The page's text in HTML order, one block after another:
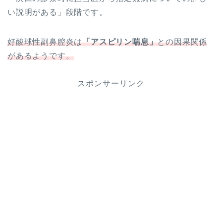
い説明がある」段階です。
好酸球性副鼻腔炎は「アスピリン喘息」との因果関係
があるようです。
スポンサーリンク